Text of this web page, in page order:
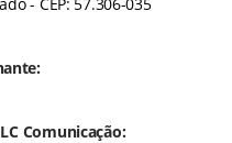
Comunicação: